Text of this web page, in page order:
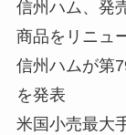
信州ハム、発
商品をリニュ
信州ハムが第
を発表
米国小売最大